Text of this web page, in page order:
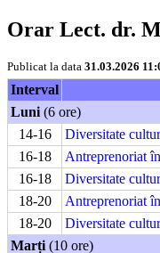
Orar Lect. dr.
Publicat la data 31.03.2026
Interval
Luni (6 ore)
14-16
Diversitate
16-18
Antreprenoriat
16-18
Diversitate
18-20
Antreprenoriat
18-20
Diversitate
Marți (10 ore)